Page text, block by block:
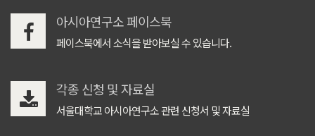
아시아연구소 페이스북
페이스북에서 소식을 받아보실 수 있습니다.
각종 신청 및 자료실
서울대학교 아시아연구소 관련 신청서 및 자료실